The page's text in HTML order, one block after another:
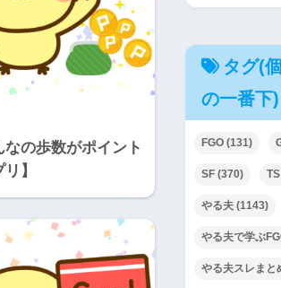
の歩数がポイント
】
タグ(
の一番下)
FGO (131)
SF (370) TS
やる夫 (1143)
やる夫で学ぶ
やる夫スレまと